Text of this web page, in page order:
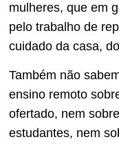
mulheres, que em
pelo trabalho de
cuidado da casa,
Também não
ensino remoto
ofertado, nem
estudantes, nem